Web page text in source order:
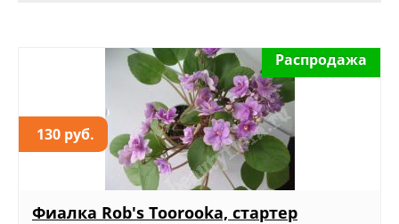
130 руб.
Распродажа
Фиалка Rob's Toorooka, стартер